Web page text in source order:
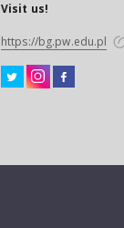
Visit us!
https://bg.pw.edu.pl